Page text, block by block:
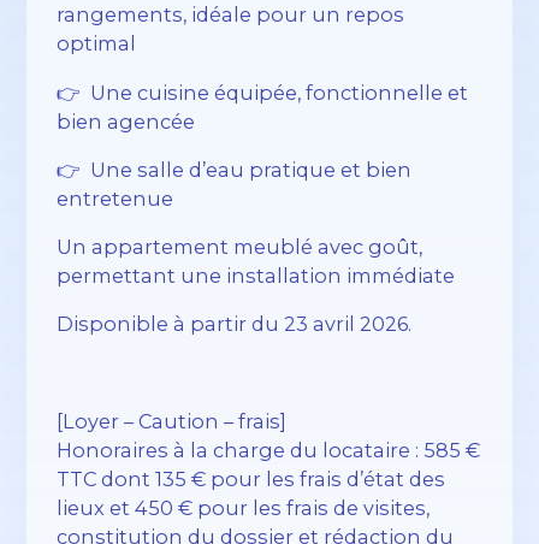
rangements, idéale pour un repos
optimal
👉 Une cuisine équipée, fonctionnelle et
bien agencée
👉 Une salle d’eau pratique et bien
entretenue
Un appartement meublé avec goût,
permettant une installation immédiate
Disponible à partir du 23 avril 2026.
[Loyer – Caution – frais]
Honoraires à la charge du locataire : 585 €
TTC dont 135 € pour les frais d’état des
lieux et 450 € pour les frais de visites,
constitution du dossier et rédaction du